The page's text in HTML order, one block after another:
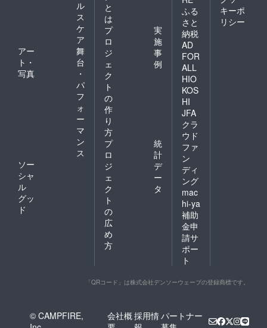
ル
ス
ケ
ア
アー
ト・
写真
舞
台
・
パ
フ
ォ
ー
マ
ン
ス
ソー
シャ
ル
グッ
ド
と
は
プ
ロ
ジ
ェ
ク
ト
の
作
り
方
実
施
事
例
プ
ロ
ジ
ェ
ク
ト
の
広
め
方
統
計
デ
ー
タ
ふる
さと
納税
AD
FOR
ALL
HIO
KOS
HI
JFA
クラ
ウド
ファ
ン
ディ
ング
mac
hi-ya
補助
金申
請サ
ポー
ト
キーポ
リシー
「QRコード」は株式会社デンソーウェーブの登録商標です。
© CAMPFIRE,
会社概採用情パートナー